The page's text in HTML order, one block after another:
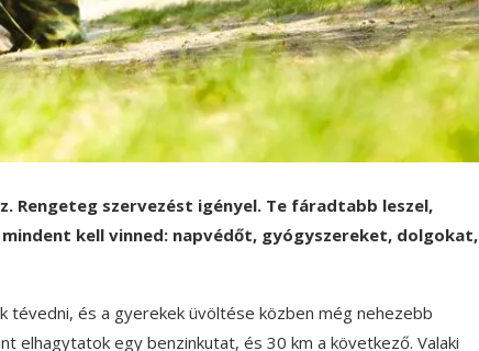
Rengeteg szervezést igényel. Te fáradtabb leszel,
kell vinned: napvédőt, gyógyszereket, dolgokat,
és a gyerekek üvöltése közben még nehezebb
elhagytatok egy benzinkutat, és 30 km a következő. Valaki